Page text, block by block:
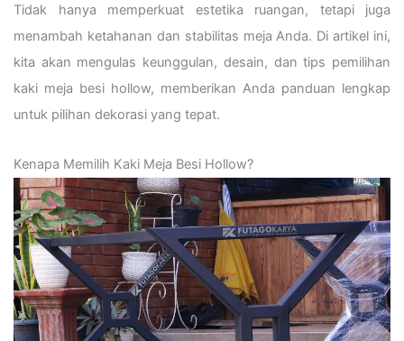
Tidak hanya memperkuat estetika ruangan, tetapi juga
menambah ketahanan dan stabilitas meja Anda. Di artikel ini,
kita akan mengulas keunggulan, desain, dan tips pemilihan
kaki meja besi hollow, memberikan Anda panduan lengkap
untuk pilihan dekorasi yang tepat.
Kenapa Memilih Kaki Meja Besi Hollow?